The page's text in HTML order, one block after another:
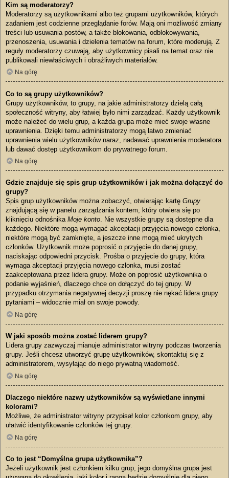
Kim są moderatorzy?
Moderatorzy są użytkownikami albo też grupami użytkowników, których
zadaniem jest codzienne przeglądanie forów. Mają oni możliwość zmiany
treści lub usuwania postów, a także blokowania, odblokowywania,
przenoszenia, usuwania i dzielenia tematów na forum, które moderują. Z
reguły moderatorzy czuwają, aby użytkownicy pisali na temat oraz nie
publikowali niewłaściwych i obraźliwych materiałów.
Na górę
Co to są grupy użytkowników?
Grupy użytkowników, to grupy, na jakie administratorzy dzielą całą
społeczność witryny, aby łatwiej było nimi zarządzać. Każdy użytkownik
może należeć do wielu grup, a każda grupa może mieć swoje własne
uprawnienia. Dzięki temu administratorzy mogą łatwo zmieniać
uprawnienia wielu użytkowników naraz, nadawać uprawnienia moderatora
lub dawać dostęp użytkownikom do prywatnego forum.
Na górę
Gdzie znajduje się spis grup użytkowników i jak można dołączyć do
grupy?
Spis grup użytkowników można zobaczyć, otwierając kartę Grupy
znajdującą się w panelu zarządzania kontem, który otwiera się po
kliknięciu odnośnika Moje konto. Nie wszystkie grupy są dostępne dla
każdego. Niektóre mogą wymagać akceptacji przyjęcia nowego członka,
niektóre mogą być zamknięte, a jeszcze inne mogą mieć ukrytych
członków. Użytkownik może poprosić o przyjęcie do danej grupy,
naciskając odpowiedni przycisk. Prośba o przyjęcie do grupy, która
wymaga akceptacji przyjęcia nowego członka, musi zostać
zaakceptowana przez lidera grupy. Może on poprosić użytkownika o
podanie wyjaśnień, dlaczego chce on dołączyć do tej grupy. W
przypadku otrzymania negatywnej decyzji proszę nie nękać lidera grupy
pytaniami – widocznie miał on swoje powody.
Na górę
W jaki sposób można zostać liderem grupy?
Lidera grupy zazwyczaj mianuje administrator witryny podczas tworzenia
grupy. Jeśli chcesz utworzyć grupę użytkowników, skontaktuj się z
administratorem, wysyłając do niego prywatną wiadomość.
Na górę
Dlaczego niektóre nazwy użytkowników są wyświetlane innymi
kolorami?
Możliwe, że administrator witryny przypisał kolor członkom grupy, aby
ułatwić identyfikowanie członków tej grupy.
Na górę
Co to jest “Domyślna grupa użytkownika”?
Jeżeli użytkownik jest członkiem kilku grup, jego domyślna grupa jest